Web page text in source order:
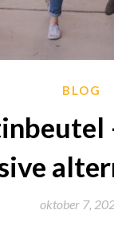
BLOG
oktober 7,